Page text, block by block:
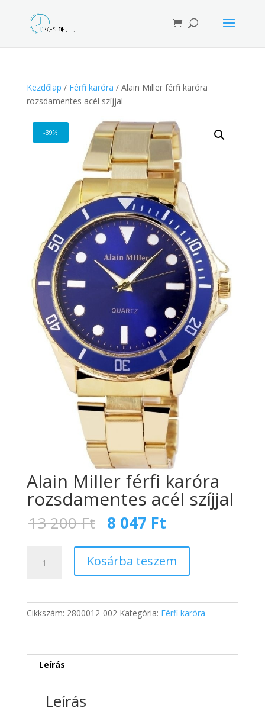
search
Kezdőlap / Férfi karóra / Alain Miller férfi karóra
rozsdamentes acél szíjjal
-39%
Alain Miller férfi karóra
rozsdamentes acél szíjjal
13 200Ft Original
price
was:
13
200 Ft.
8 047 Ft
is:
8
047 Ft.
Miller
rozsdamentes
Kosárba teszem
Cikkszám: 2800012-002 Kategória: Férfi karóra
Leírás
Leírás